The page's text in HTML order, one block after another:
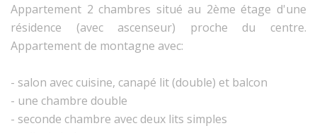
Appartement 2 chambres situé au 2ème étage d'une
résidence (avec ascenseur) proche du centre.
Appartement de montagne avec:
- salon avec cuisine, canapé lit (double) et balcon
- une chambre double
- seconde chambre avec deux lits simples